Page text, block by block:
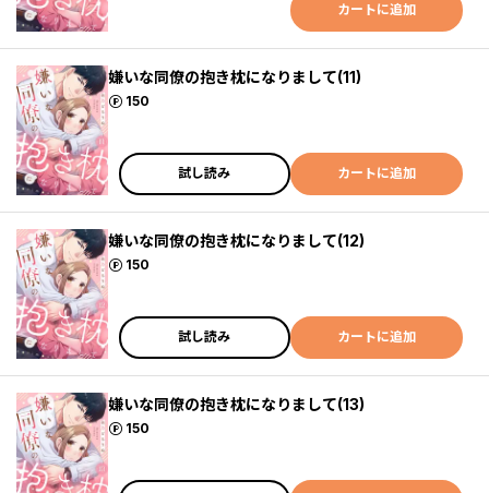
カートに追加
嫌いな同僚の抱き枕になりまして(11)
150
ポイント
試し読み カートに追加
嫌いな同僚の抱き枕になりまして(12)
150
ポイント
試し読み カートに追加
嫌いな同僚の抱き枕になりまして(13)
150
ポイント